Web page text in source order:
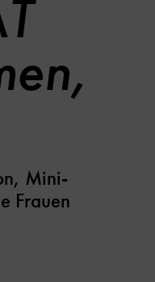
Mini-
Frauen